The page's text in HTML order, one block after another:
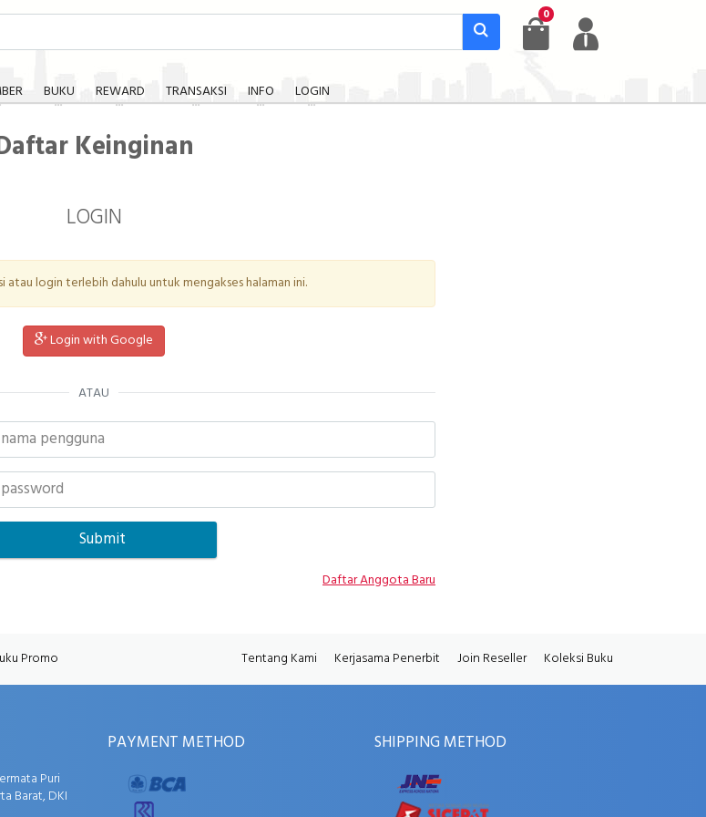
0
BUKU REWARD TRANSAKSI INFO LOGIN
Keinginan
LOGIN
atau login terlebih dahulu untuk mengakses halaman ini.
Login with Google
ATAU
Daftar Anggota Baru
Promo Tentang Kami Kerjasama Penerbit Join Reseller Koleksi Buku
Puri
Barat, DKI
PAYMENT METHOD SHIPPING METHOD